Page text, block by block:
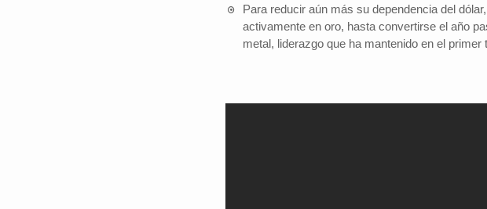
Para reducir aún más su dependencia del
activamente en oro, hasta convertirse el año
metal, liderazgo que ha mantenido en el primer